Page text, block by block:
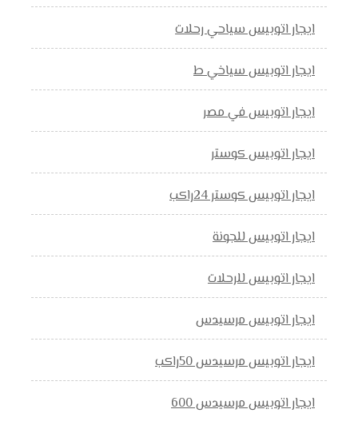
ايجار اتوبيس سياحي رحلات
ايجار اتوبيس سياخي ط
ايجار اتوبيس في مصر
ايجار اتوبيس كوستر
ايجار اتوبيس كوستر 24راكب
ايجار اتوبيس للجونة
ايجار اتوبيس للرحلات
ايجار اتوبيس مرسيدس
ايجار اتوبيس مرسيدس 50راكب
ايجار اتوبيس مرسيدس 600